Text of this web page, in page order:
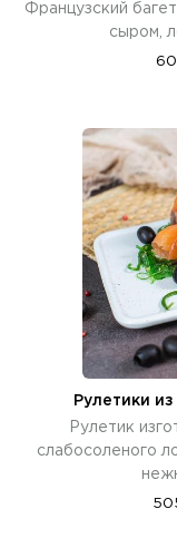
Французский
сыром,
60
Рулетики
Рулетик
слабосоленого